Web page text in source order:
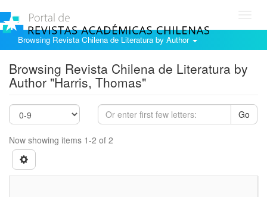
Browsing Revista Chilena de Literatura by Author
Browsing Revista Chilena de Literatura by
Author "Harris, Thomas"
Go
Now showing items 1-2 of 2